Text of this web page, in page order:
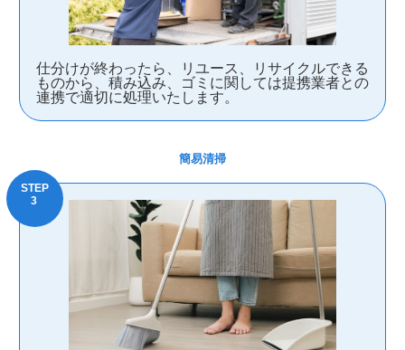
仕分けが終わったら、リユース、リサイクルできる
ものから、積み込み、ゴミに関しては提携業者との
連携で適切に処理いたします。
簡易清掃